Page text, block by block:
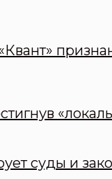
суды и